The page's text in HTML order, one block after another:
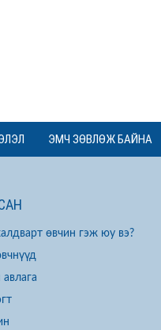
ЭМЧ ЗӨВЛӨЖ БАЙНА
өвчин гэж юу вэ?